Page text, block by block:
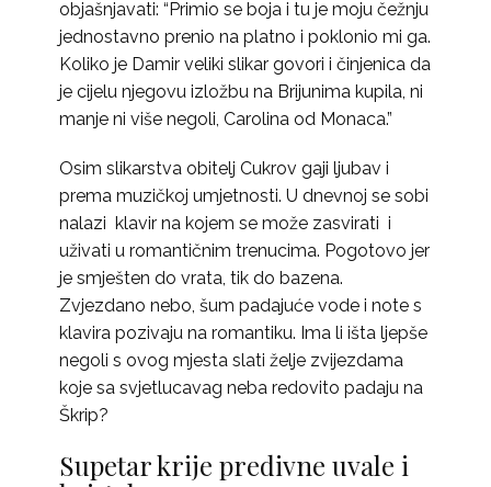
objašnjavati: “Primio se boja i tu je moju čežnju
jednostavno prenio na platno i poklonio mi ga.
Koliko je Damir veliki slikar govori i činjenica da
je cijelu njegovu izložbu na Brijunima kupila, ni
manje ni više negoli, Carolina od Monaca.”
Osim slikarstva obitelj Cukrov gaji ljubav i
prema muzičkoj umjetnosti. U dnevnoj se sobi
nalazi klavir na kojem se može zasvirati i
uživati u romantičnim trenucima. Pogotovo jer
je smješten do vrata, tik do bazena.
Zvjezdano nebo, šum padajuće vode i note s
klavira pozivaju na romantiku. Ima li išta ljepše
negoli s ovog mjesta slati želje zvijezdama
koje sa svjetlucavag neba redovito padaju na
Škrip?
Supetar krije predivne uvale i